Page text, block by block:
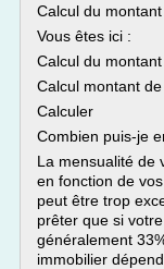
Calcul du
Vous êtes ici :
Calcul du montant
Calcul montant
Calculer
Combien puis-je
La mensualité de
en fonction de
peut être trop
prêter que si
généralement
immobilier